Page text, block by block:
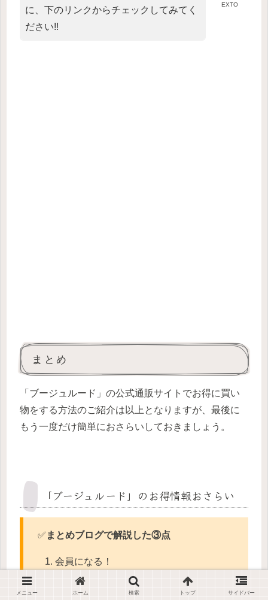
EXTO
に、下のリンクからチェックしてみてく
ださい!!
まとめ
「ブージュルード」の公式通販サイトでお得に買い
物をする方法のご紹介は以上となりますが、最後に
もう一度だけ簡単におさらいしておきましょう。
「ブージュルード」のお得情報おさらい
✅ まとめブログで解説した③点
会員になる！
②一定金額を購入する！
メニュー ホーム 検索 トップ サイドバー